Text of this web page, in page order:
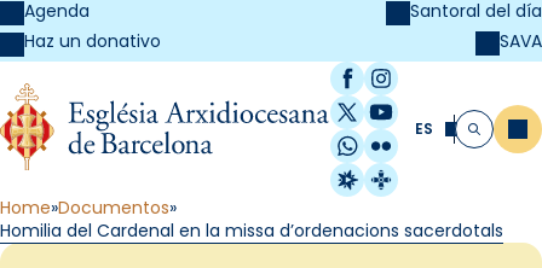
Agenda
Haz un donativo
Santoral del día
SAVA
Facebook
Instagram
X / Twitter
YouTube
WhatsApp
Flickr
Radio Estel
Catalunya
ES Buscar
Home Documentos
Homilia del Cardenal en la missa d’ordenacions sacerdotals